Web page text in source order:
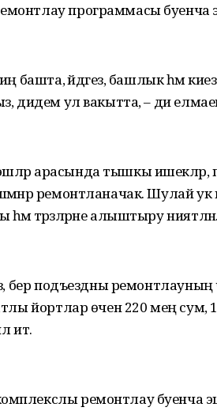
программасы буенча
башта, әйдәгез, башлык һәм
дидем ул вакытта, – ди
арасында тышкы ишекләр,
ремонтланачак. Шулай
тәрәзәләрне алыштыру ниятләнә.
бер подъездны
йортлар өчен 220 мең сум,
итә.
ремонтлау буенча